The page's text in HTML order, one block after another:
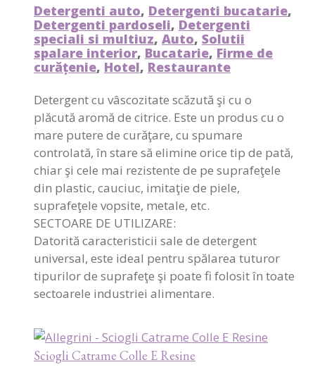
Detergenti auto, Detergenti bucatarie,
Detergenti pardoseli, Detergenti
speciali si multiuz, Auto, Solutii
spalare interior, Bucatarie, Firme de
curățenie, Hotel, Restaurante
Detergent cu vâscozitate scăzută şi cu o
plăcută aromă de citrice. Este un produs cu o
mare putere de curăţare, cu spumare
controlată, în stare să elimine orice tip de pată,
chiar şi cele mai rezistente de pe suprafeţele
din plastic, cauciuc, imitaţie de piele,
suprafeţele vopsite, metale, etc.
SECTOARE DE UTILIZARE:
Datorită caracteristicii sale de detergent
universal, este ideal pentru spălarea tuturor
tipurilor de suprafeţe şi poate fi folosit în toate
sectoarele industriei alimentare.
Sciogli Catrame Colle E Resine